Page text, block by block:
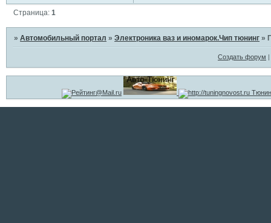
Страница:1
»Автомобильный портал »Электроника ваз и иномарок.Чип тюнинг »
Создать форум